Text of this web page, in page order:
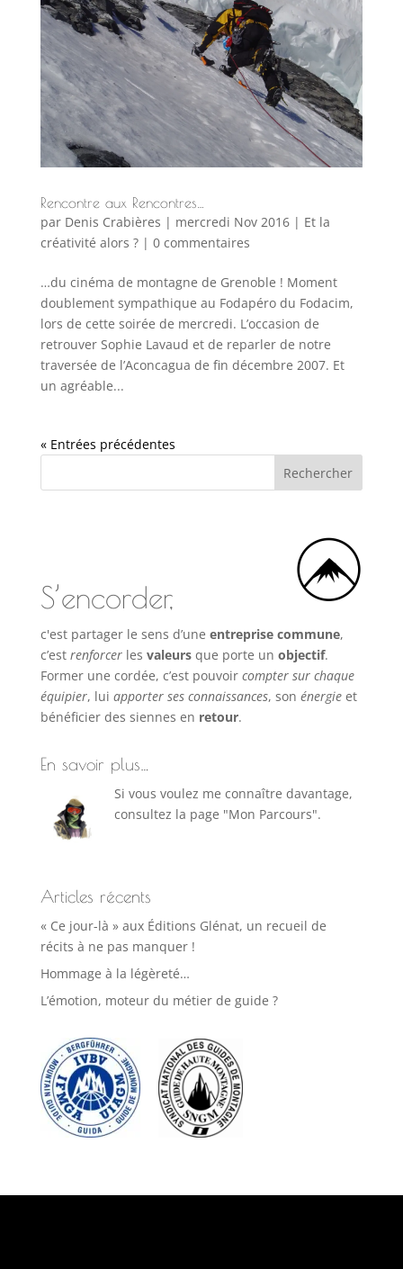
Rencontre aux Rencontres…
par Denis Crabières | mercredi Nov 2016| Et la
créativité alors ?| 0 commentaires
…du cinéma de montagne de Grenoble ! Moment
doublement sympathique au Fodapéro du Fodacim,
lors de cette soirée de mercredi. L’occasion de
retrouver Sophie Lavaud et de reparler de notre
traversée de l’Aconcagua de fin décembre 2007. Et
un agréable...
« Entrées précédentes
S’encorder,
c'est partager le sens d’une entreprise commune,
c’est renforcerles valeursque porte un objectif.
Former une cordée, c’est pouvoircompter sur chaque
équipier, lui apporter ses connaissances, son énergieet
bénéficier des siennes en retour.
En savoir plus…
Si vous voulez me connaître davantage,
consultez la page "Mon Parcours".
Articles récents
« Ce jour-là » aux Éditions Glénat, un recueil de
récits à ne pas manquer !
Hommage à la légèreté…
L’émotion, moteur du métier de guide ?